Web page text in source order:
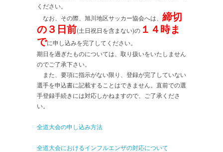
ください。
なお、その際、旭川地区サッカー協会へは、 締切
の３日前(土日祝日を含まない)の １４時ま
でに申し込みを完了してください。
期日を過ぎたものについては、取り扱いをいたしません
のでご了承下さい。
また、要項に指示がない限り、登録が完了していない
選手を申込書に記載することはできません。直前での選
手登録手続きには対応しかねますので、ご了承くださ
い。
全道大会の申し込み方法
全道大会におけるインフルエンザの対応について